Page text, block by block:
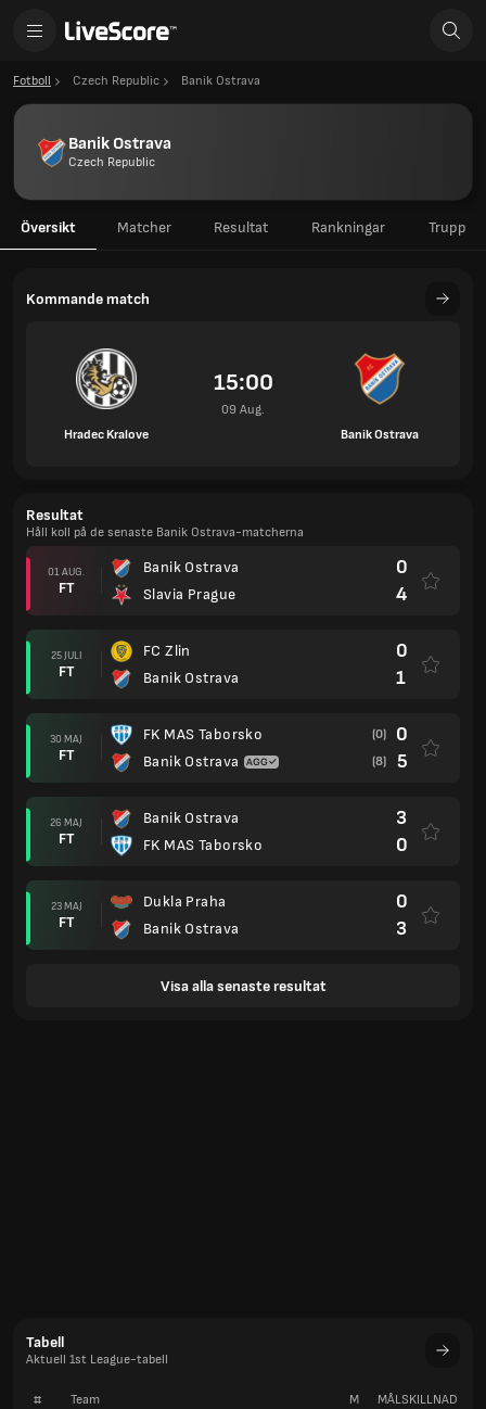
Fotboll Czech Republic Banik Ostrava
Banik Ostrava
Czech Republic
Översikt Matcher Resultat Rankningar Trupp
Kommande match
Hradec Kralove
15:00
09 Aug.
Banik Ostrava
Resultat
Håll koll på de senaste Banik Ostrava-matcherna
01 AUG.
FT
Banik Ostrava
Slavia Prague
0
4
25 JULI
FT
FC Zlin
Banik Ostrava
0
1
30 MAJ
FT
FK MAS Taborsko
Banik Ostrava
(0) 0
(8) 5
26 MAJ
FT
Banik Ostrava
FK MAS Taborsko
3
0
23 MAJ
FT
Dukla Praha
Banik Ostrava
0
3
Visa alla senaste resultat
Tabell
Aktuell 1st League-tabell
# Team M MÅLSKILLNAD